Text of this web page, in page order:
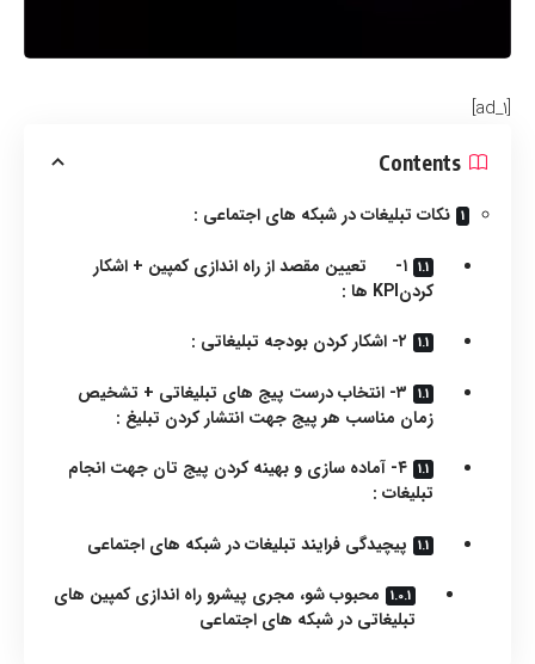
[ad_1]
Contents
نکات تبلیغات در شبکه های اجتماعی :
۱- تعیین مقصد از راه اندازی کمپین + اشکار
کردنKPI ها :
۲- اشکار کردن بودجه تبلیغاتی :
۳- انتخاب درست پیج های تبلیغاتی + تشخیص
زمان مناسب هر پیج جهت انتشار کردن تبلیغ :
۴- آماده سازی و بهینه کردن پیج تان جهت انجام
تبلیغات :
پیچیدگی فرایند تبلیغات در شبکه های اجتماعی
محبوب شو، مجری پیشرو راه اندازی کمپین های
تبلیغاتی در شبکه های اجتماعی